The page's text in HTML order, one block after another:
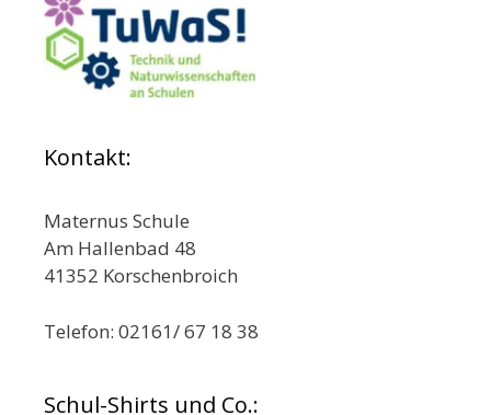
Kontakt:
Maternus Schule
Am Hallenbad 48
41352 Korschenbroich
Telefon: 02161/ 67 18 38
Schul-Shirts und Co.: